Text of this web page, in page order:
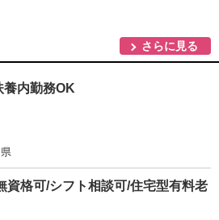
さらに見る
養内勤務OK
資格可/シフト相談可/住宅型有料老